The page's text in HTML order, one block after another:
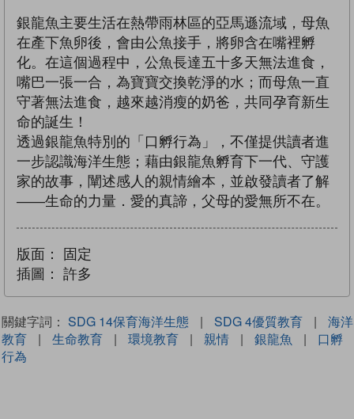
銀龍魚主要生活在熱帶雨林區的亞馬遜流域，母魚
在產下魚卵後，會由公魚接手，將卵含在嘴裡孵
化。在這個過程中，公魚長達五十多天無法進食，
嘴巴一張一合，為寶寶交換乾淨的水；而母魚一直
守著無法進食，越來越消瘦的奶爸，共同孕育新生
命的誕生！
透過銀龍魚特別的「口孵行為」，不僅提供讀者進
一步認識海洋生態；藉由銀龍魚孵育下一代、守護
家的故事，闡述感人的親情繪本，並啟發讀者了解
——生命的力量．愛的真諦，父母的愛無所不在。
版面：
固定
插圖：
許多
關鍵字詞： SDG 14保育海洋生態 | SDG 4優質教育 |
海洋
教育
| 生命教育 | 環境教育 | 親情 | 銀龍魚 |
口孵
行為